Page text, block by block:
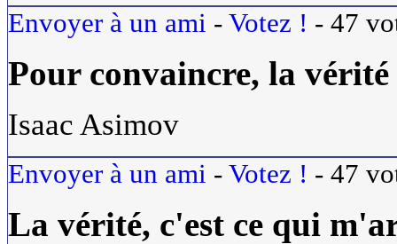
Envoyer à un ami - Votez ! - 47
Pour convaincre, la vérité
Isaac Asimov
Envoyer à un ami - Votez ! - 47
La vérité, c'est ce qui